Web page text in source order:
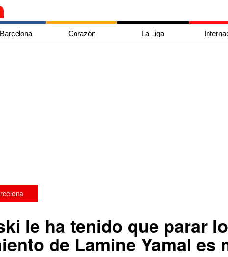
Corazón La Liga
le ha tenido que parar
de Lamine Yamal es